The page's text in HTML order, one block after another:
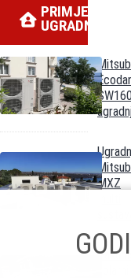
PRIMJERI
UGRADNJE
MXZ